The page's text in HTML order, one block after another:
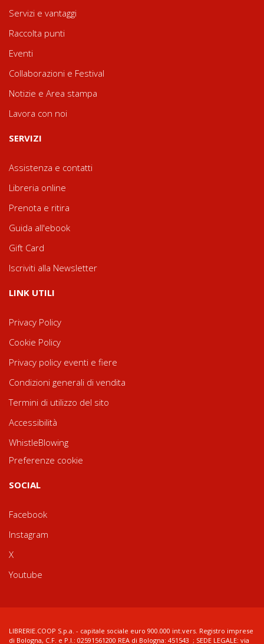
Servizi e vantaggi
Raccolta punti
Eventi
Collaborazioni e Festival
Notizie e Area stampa
Lavora con noi
SERVIZI
Assistenza e contatti
Libreria online
Prenota e ritira
Guida all'ebook
Gift Card
Iscriviti alla Newsletter
LINK UTILI
Privacy Policy
Cookie Policy
Privacy policy eventi e fiere
Condizioni generali di vendita
Termini di utilizzo del sito
Accessibilità
WhistleBlowing
Preferenze cookie
SOCIAL
Facebook
Instagram
X
Youtube
LIBRERIE.COOP S.p.a. - capitale sociale euro 900.000 int.vers. Registro imprese
di Bologna, C.F. e P.I.: 02591561200 REA di Bologna: 451543 ; SEDE LEGALE: via